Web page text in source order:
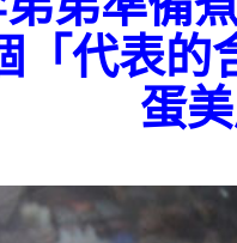
「代表的
蛋